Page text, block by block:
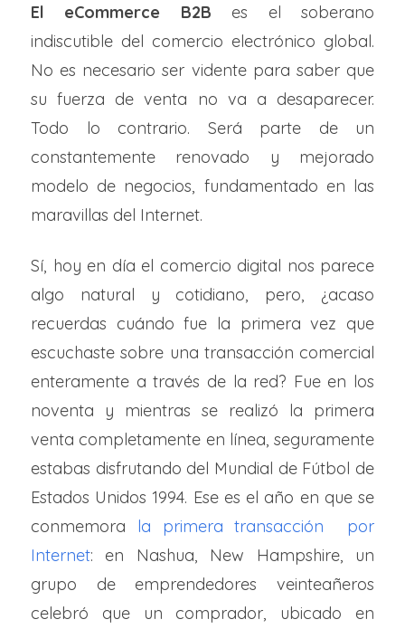
El eCommerce B2B es el soberano
indiscutible del comercio electrónico global.
No es necesario ser vidente para saber que
su fuerza de venta no va a desaparecer.
Todo lo contrario. Será parte de un
constantemente renovado y mejorado
modelo de negocios, fundamentado en las
maravillas del Internet.
Sí, hoy en día el comercio digital nos parece
algo natural y cotidiano, pero, ¿acaso
recuerdas cuándo fue la primera vez que
escuchaste sobre una transacción comercial
enteramente a través de la red? Fue en los
noventa y mientras se realizó la primera
venta completamente en línea, seguramente
estabas disfrutando del Mundial de Fútbol de
Estados Unidos 1994. Ese es el año en que se
conmemora la primera transacción por
Internet: en Nashua, New Hampshire, un
grupo de emprendedores veinteañeros
celebró que un comprador, ubicado en